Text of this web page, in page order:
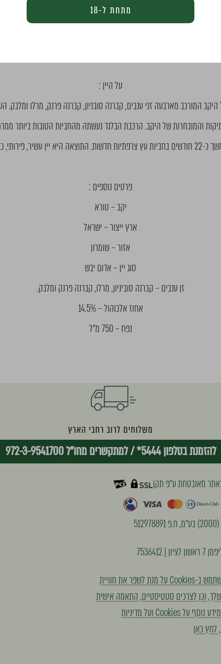
מתחת ל-18
וארז בן סעדון בשנת 2003. כרמי היקב נטועים בישוב ברכה שבשומרון במיקום
היקב מיוצרים באהבה, התמדה, סבלנות ויוצאים לשוק לאחר התיישנות
על היין :
היקב המורכב מארבעה זני ענבים, קברנה סובניון, קברנה פרנק, מרלו ומלבק.
והמובחרות של היקב. הרכבת הבלנד נעשתה מהחביות הטובות ביותר
יין עשיר, פירותי, כבד ומאוזן.
פרטים נוספים :
יקב – טורא
ארץ ייצור – ישראל
אזור – שומרון
סוג יין – אדום יבש
זן ענבים – קברנה סוביניון, מרלו, קברנה פרנק ומלבק.
אחוז אלכוהול – 14.5%
נפח – 750 מ"ל
משלוחים לרוב רחבי הארץ
להזמנת בטלפון 5444* /למתקשרים מחו"ל 972-3-9541700
מאובטחת ע״פ תקן
| 7536412
האתר משתמש ב-Cookies על מנת לשפר את חוויית
וכן לצרכים סטטיסטיים, התאמה אישית
ושיווק. למידע נוסף על Cookies ועל מדיניות
לחץ כאן